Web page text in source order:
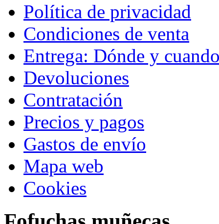
Política de privacidad
Condiciones de venta
Entrega: Dónde y
Devoluciones
Contratación
Precios y pagos
Gastos de envío
Mapa web
Cookies